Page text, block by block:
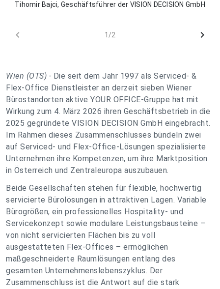
Tihomir Bajci, Geschäftsführer der VISION DECISION GmbH
chevron_left 1/2 chevron_right
Wien (OTS) - Die seit dem Jahr 1997 als Serviced- &
Flex-Office Dienstleister an derzeit sieben Wiener
Bürostandorten aktive YOUR OFFICE-Gruppe hat mit
Wirkung zum 4. März 2026 ihren Geschäftsbetrieb in die
2025 gegründete VISION DECISION GmbH eingebracht.
Im Rahmen dieses Zusammenschlusses bündeln zwei
auf Serviced- und Flex-Office-Lösungen spezialisierte
Unternehmen ihre Kompetenzen, um ihre Marktposition
in Österreich und Zentraleuropa auszubauen.
Beide Gesellschaften stehen für flexible, hochwertig
servicierte Bürolösungen in attraktiven Lagen. Variable
Bürogrößen, ein professionelles Hospitality- und
Servicekonzept sowie modulare Leistungsbausteine –
von nicht servicierten Flächen bis zu voll
ausgestatteten Flex-Offices – ermöglichen
maßgeschneiderte Raumlösungen entlang des
gesamten Unternehmenslebenszyklus. Der
Zusammenschluss ist die Antwort auf die stark